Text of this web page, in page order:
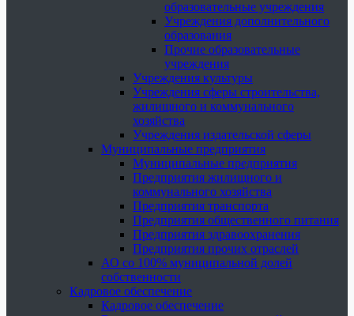
образовательные учреждения
Учреждения дополнительного
образования
Прочие образовательные
учреждения
Учреждения культуры
Учреждения сферы строительства,
жилищного и коммунального
хозяйства
Учреждения издательской сферы
Муниципальные предприятия
Муниципальные предприятия
Предприятия жилищного и
коммунального хозяйства
Предприятия транспорта
Предприятия общественного питания
Предприятия здравоохранения
Предприятия прочих отраслей
АО со 100% муниципальной долей
собственности
Кадровое обеспечение
Кадровое обеспечение